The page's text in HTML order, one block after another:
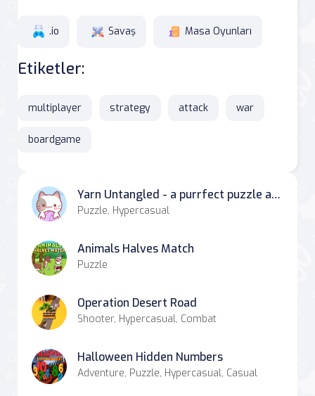
.io Savaş Masa Oyunları
Etiketler:
multiplayer strategy attack war
boardgame
Yarn Untangled - a purrfect puzzle adventure!
Puzzle, Hypercasual
Animals Halves Match
Puzzle
Operation Desert Road
Shooter, Hypercasual, Combat
Halloween Hidden Numbers
Adventure, Puzzle, Hypercasual, Casual